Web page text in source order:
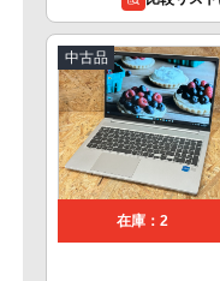
中古品
在庫：2